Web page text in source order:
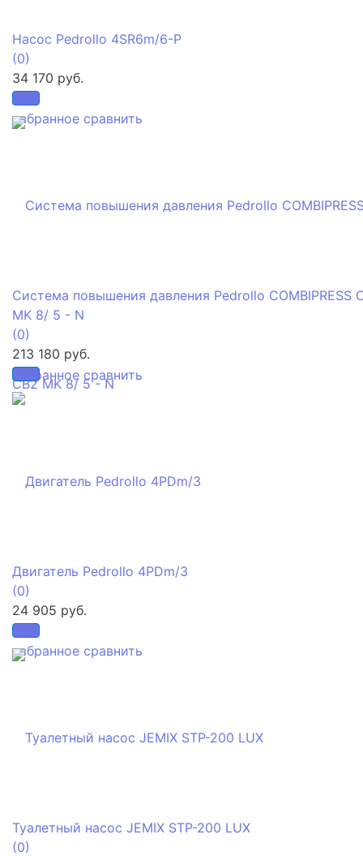
избранное сравнить
Насос Pedrollo 4SR6m/6-P
(0)
34 170 руб.
избранное сравнить
Система повышения давления Pedrollo COMBIPRESS
MK 8/ 5 - N
(0)
213 180 руб.
избранное сравнить
Двигатель Pedrollo 4PDm/3
(0)
24 905 руб.
Туалетный насос JEMIX STP-200 LUX
(0)